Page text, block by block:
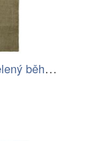
Kave Home Zelený běhoun Empuries 80 x…